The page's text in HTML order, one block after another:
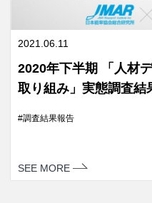
2021.06.11
2020年下半期 「人材
取り組み」実態調査結
調査結果報告
SEE MORE